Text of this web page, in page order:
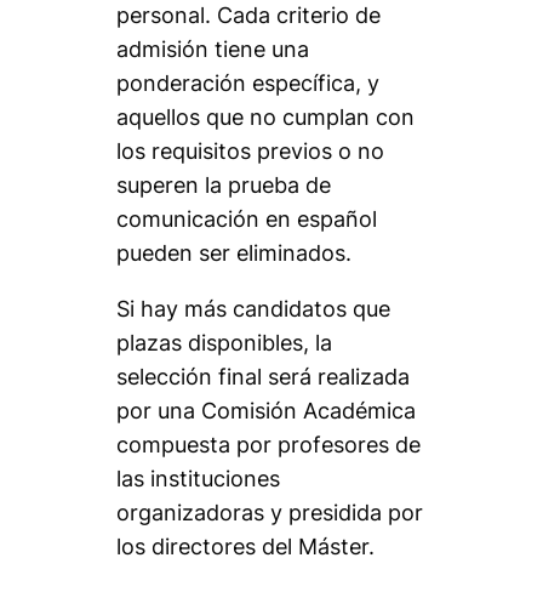
personal. Cada criterio de
admisión tiene una
ponderación específica, y
aquellos que no cumplan con
los requisitos previos o no
superen la prueba de
comunicación en español
pueden ser eliminados.
Si hay más candidatos que
plazas disponibles, la
selección final será realizada
por una Comisión Académica
compuesta por profesores de
las instituciones
organizadoras y presidida por
los directores del Máster.